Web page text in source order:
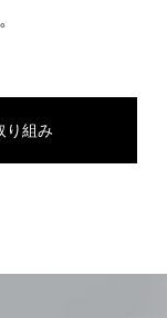
り組み